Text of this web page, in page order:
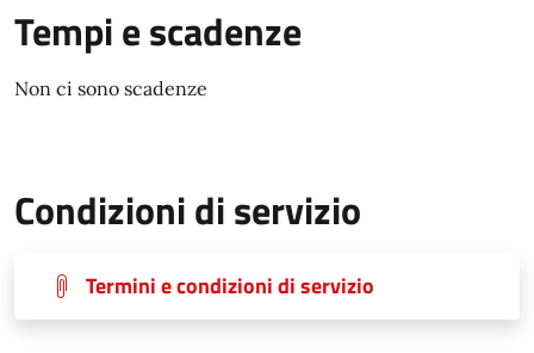
Tempi e scadenze
Non ci sono scadenze
Condizioni di servizio
Termini e condizioni di servizio